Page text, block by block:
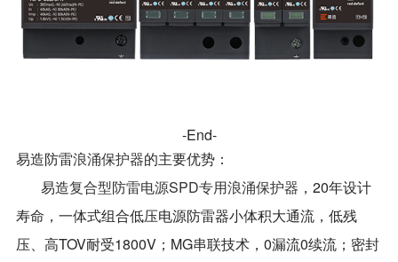
-End-
易造防雷浪涌保护器的主要优势：
易造复合型防雷电源SPD专用浪涌保护器 ，20年设计
寿命，一体式组合低压电源防雷器小体积大通流，低残
压、高TOV耐受1800V；MG串联技术，0漏流0续流；密封